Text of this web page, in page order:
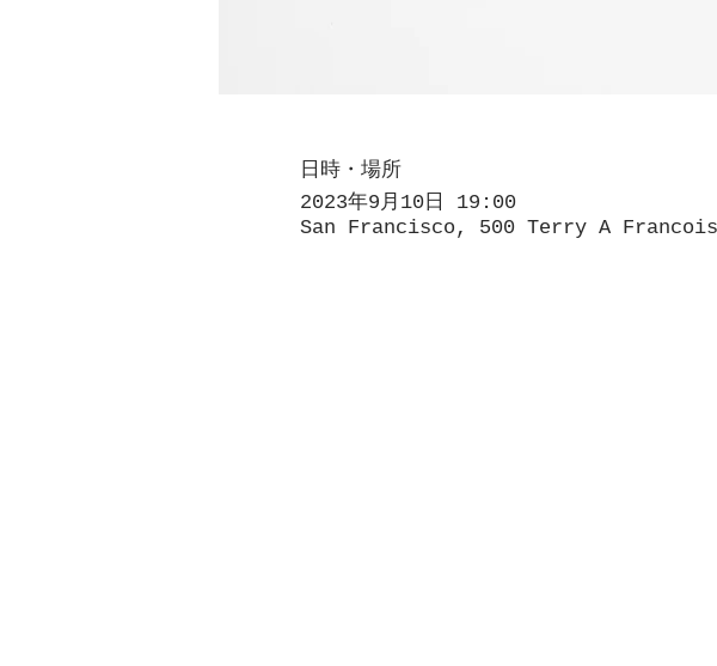
日時・場所
2023年9月10日 19:00
San Francisco, 500 Terry A